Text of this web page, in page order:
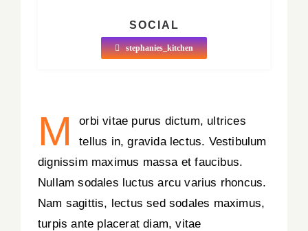
SOCIAL
stephanies_kitchen
M
orbi vitae purus dictum, ultrices
tellus in, gravida lectus. Vestibulum
dignissim maximus massa et faucibus.
Nullam sodales luctus arcu varius rhoncus.
Nam sagittis, lectus sed sodales maximus,
turpis ante placerat diam, vitae